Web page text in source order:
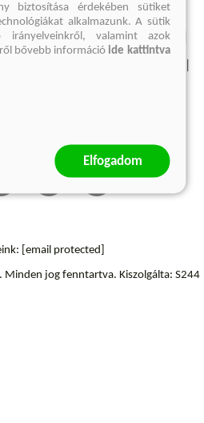
Elállási felmondási nyilatkozat
[email protected]
Minden jog fenntartva. Kiszolgálta: S244
biztosítása érdekében sütiket
alkalmazunk. A sütik
irányelveinkről, valamint azok
bővebb információide kattintva
Elfogadom